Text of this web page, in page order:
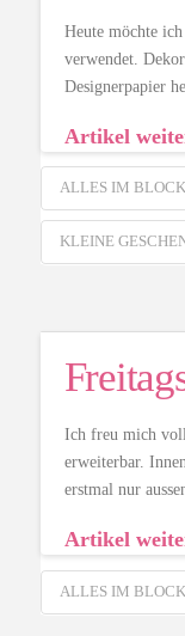
Heute möchte
verwendet.
Designerpapier
Artikel
ALLES IM BLOCK
KLEINE
Ich freu mich
erweiterbar.
erstmal nur
Artikel
ALLES IM BLOCK